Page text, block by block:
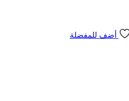
أضف للمفضلة